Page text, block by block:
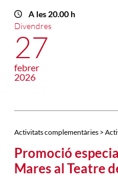
A les 20.00 h
Divendres
27
febrer
2026
Activitats complementàries >
Promoció
Mares al Teatre